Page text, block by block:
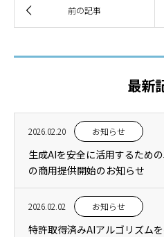
最新
2026.02.20 お知らせ
生成AIを安全に活用するため
の商用提供開始のお知らせ
2026.02.02 お知らせ
特許取得済みAIアルゴリズム